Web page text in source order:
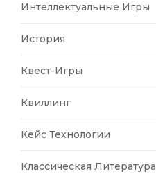
Интеллектуальные Игры
История
Квест-Игры
Квиллинг
Кейс Технологии
Классическая Литература